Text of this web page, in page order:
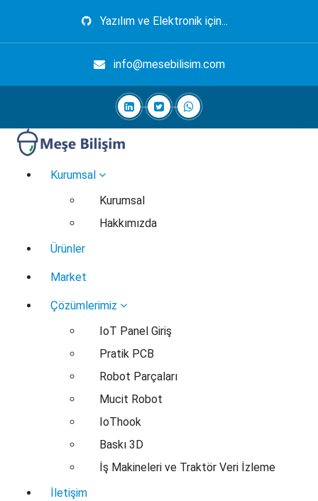
Yazılım ve Elektronik için...
info@mesebilisim.com
Elektronik, Yazılım, Otomasyon, Robotik
Kurumsal
Kurumsal
Hakkımızda
Ürünler
Market
Çözümlerimiz
IoT Panel Giriş
Pratik PCB
Robot Parçaları
Mucit Robot
IoThook
Baskı 3D
İş Makineleri ve Traktör Veri İzleme
İletişim